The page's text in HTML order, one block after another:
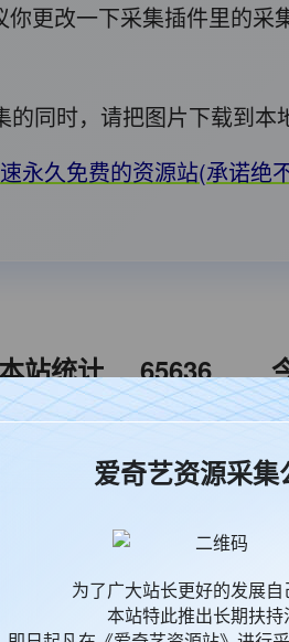
更改一下采集插件里的
同时，请把图片下载到本
永久免费的资源站(承诺绝
站统计 65636
中
爱奇艺资源采集
为了广大站长更好的发展
本站特此推出长期扶持